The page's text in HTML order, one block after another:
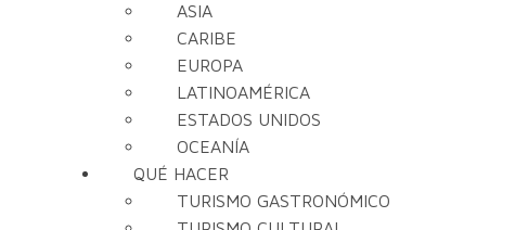
ASIA
CARIBE
EUROPA
LATINOAMÉRICA
ESTADOS UNIDOS
OCEANÍA
QUÉ HACER
TURISMO GASTRONÓMICO